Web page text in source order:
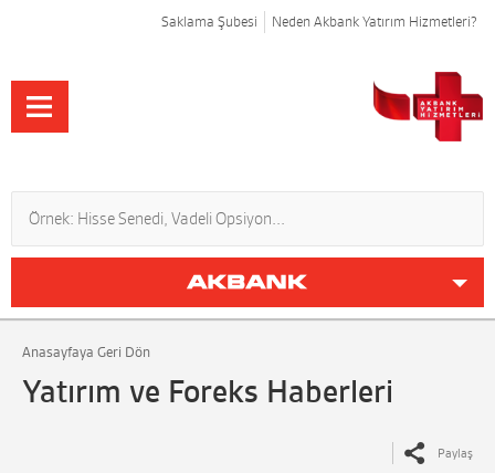
Saklama Şubesi Neden Akbank Yatırım Hizmetleri?
Anasayfaya Geri Dön
Yatırım ve Foreks Haberleri
Paylaş